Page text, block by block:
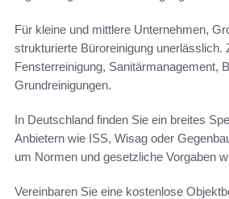
Für kleine und mittlere Unternehmen,
strukturierte Büroreinigung unerlässlich.
Fensterreinigung, Sanitärmanagement,
Grundreinigungen.
In Deutschland finden Sie ein breites
Anbietern wie ISS, Wisag oder
um Normen und gesetzliche Vorgaben
Vereinbaren Sie eine kostenlose